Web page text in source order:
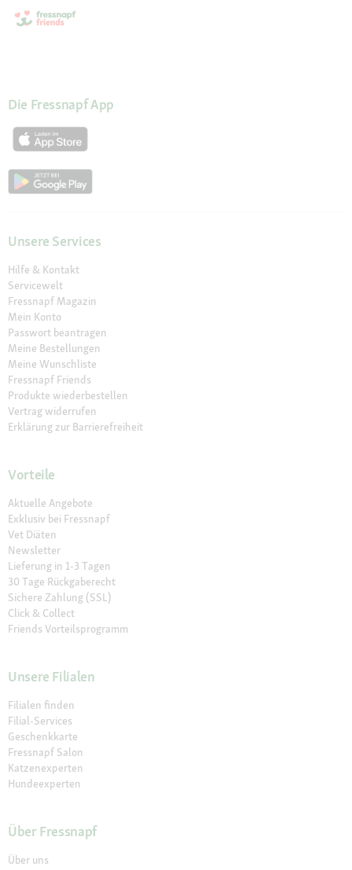
Die Fressnapf App
Unsere Services
Hilfe & Kontakt
Servicewelt
Fressnapf Magazin
Mein Konto
Passwort beantragen
Meine Bestellungen
Meine Wunschliste
Fressnapf Friends
Produkte wiederbestellen
Vertrag widerrufen
Erklärung zur Barrierefreiheit
Vorteile
Aktuelle Angebote
Exklusiv bei Fressnapf
Vet Diäten
Newsletter
Lieferung in 1-3 Tagen
30 Tage Rückgaberecht
Sichere Zahlung (SSL)
Click & Collect
Friends Vorteilsprogramm
Unsere Filialen
Filialen finden
Filial-Services
Geschenkkarte
Fressnapf Salon
Katzenexperten
Hundeexperten
Über Fressnapf
Über uns